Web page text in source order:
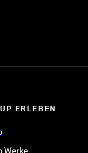
ERLEBEN
Werke